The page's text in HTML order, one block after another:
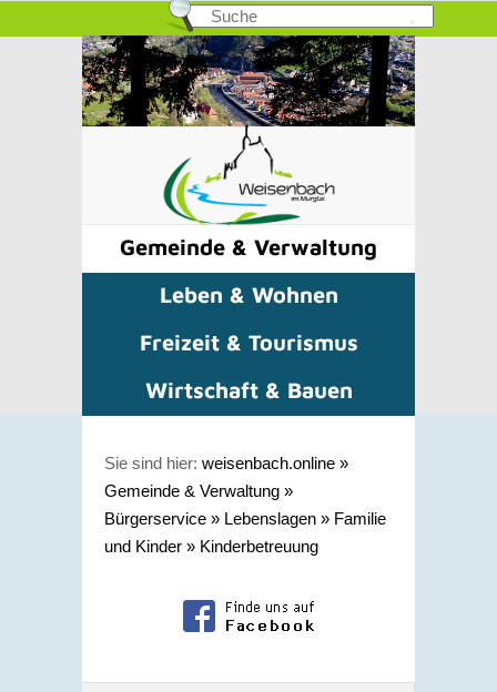
Gemeinde & Verwaltung
Leben & Wohnen
Freizeit & Tourismus
Wirtschaft & Bauen
Sie sind hier: weisenbach.online »
Gemeinde & Verwaltung »
Bürgerservice » Lebenslagen » Familie
und Kinder » Kinderbetreuung